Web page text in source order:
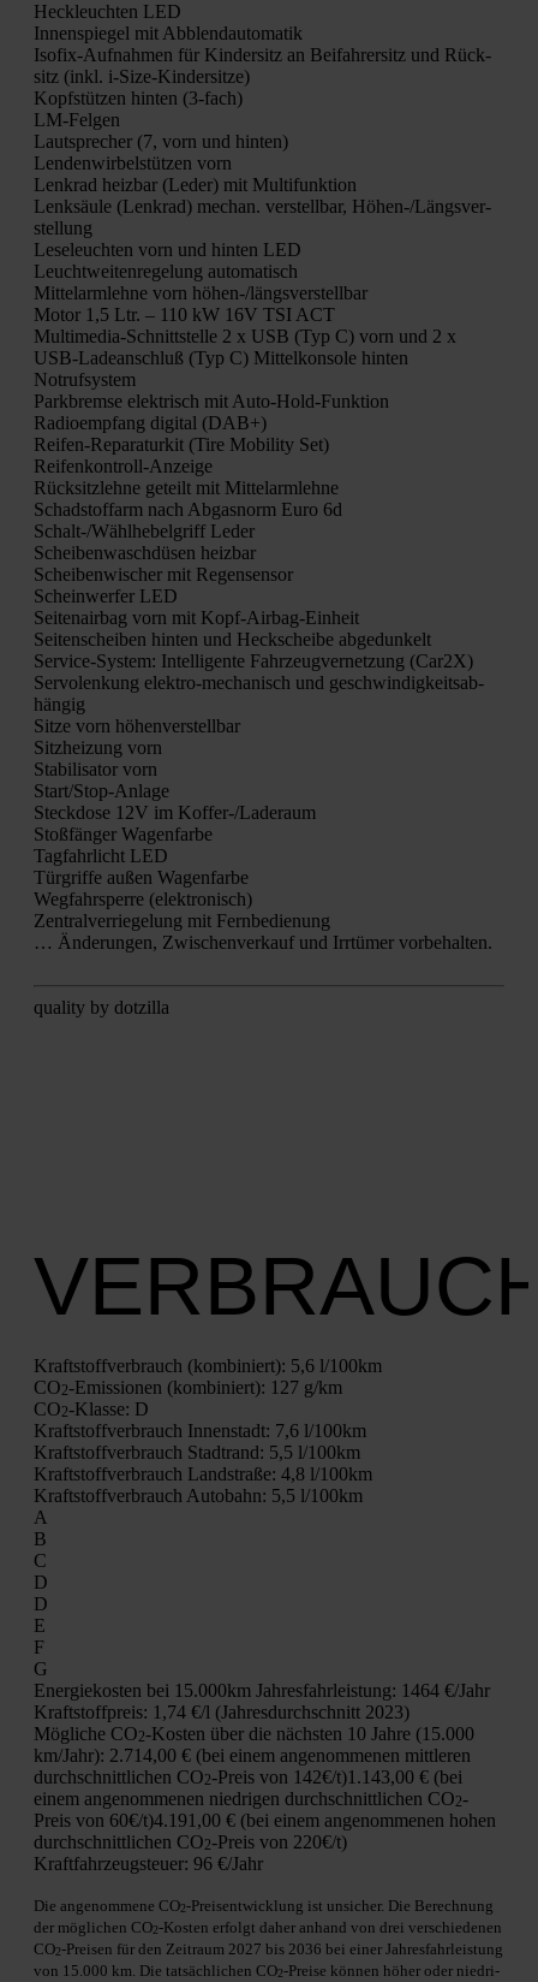
Heck­leuch­ten LED
Innen­spie­gel mit Abblend­au­to­ma­tik
Iso­fix-Auf­nah­men für Kin­der­sitz an Bei­fah­rer­sitz und Rück­
sitz (inkl. i‑Si­ze-Kin­der­sit­ze)
Kopf­stüt­zen hin­ten (3‑fach)
LM-Fel­gen
Laut­spre­cher (7, vorn und hin­ten)
Len­den­wir­bel­stüt­zen vorn
Lenk­rad heiz­bar (Leder) mit Mul­ti­funk­ti­on
Lenk­säu­le (Lenk­rad) mechan. ver­stell­bar, Höhen-/Längs­ver­
stel­lung
Lese­leuch­ten vorn und hin­ten LED
Leucht­wei­ten­re­ge­lung auto­ma­tisch
Mit­tel­arm­leh­ne vorn höhen-/längs­ver­stell­bar
Motor 1,5 Ltr. – 110 kW 16V TSI ACT
Mul­ti­me­dia-Schnitt­stel­le 2 x USB (Typ C) vorn und 2 x
USB-Lade­an­schluß (Typ C) Mit­tel­kon­so­le hin­ten
Not­ruf­sys­tem
Park­brem­se elek­trisch mit Auto-Hold-Funk­ti­on
Radio­emp­fang digi­tal (DAB+)
Rei­fen-Repa­ra­tur­kit (Tire Mobi­li­ty Set)
Rei­fen­kon­troll-Anzei­ge
Rück­sitz­leh­ne geteilt mit Mit­tel­arm­leh­ne
Schad­stoff­arm nach Abgas­norm Euro 6d
Schalt-/Wähl­he­bel­griff Leder
Schei­ben­wasch­dü­sen heiz­bar
Schei­ben­wi­scher mit Regen­sen­sor
Schein­wer­fer LED
Sei­ten­air­bag vorn mit Kopf-Air­bag-Ein­heit
Sei­ten­schei­ben hin­ten und Heck­schei­be abge­dun­kelt
Ser­vice-Sys­tem: Intel­li­gen­te Fahr­zeug­ver­net­zung (Car2X)
Ser­vo­len­kung elek­tro-mecha­nisch und geschwin­dig­keits­ab­
hän­gig
Sit­ze vorn höhen­ver­stell­bar
Sitz­hei­zung vorn
Sta­bi­li­sa­tor vorn
Star­t/S­top-Anla­ge
Steck­do­se 12V im Kof­fer-/La­de­raum
Stoß­fän­ger Wagen­far­be
Tag­fahr­licht LED
Tür­grif­fe außen Wagen­far­be
Weg­fahr­sper­re (elek­tro­nisch)
Zen­tral­ver­rie­ge­lung mit Fern­be­die­nung
… Ände­run­gen, Zwi­schen­ver­kauf und Irr­tü­mer vor­be­hal­ten.
qua­li­ty by dot­zil­la
Kraft­stoff­ver­brauch (kom­bi­niert): 5,6 l/100km
CO2-Emis­sio­nen (kom­bi­niert): 127 g/km
CO2-Klas­se: D
Kraft­stoff­ver­brauch Innen­stadt: 7,6 l/100km
Kraft­stoff­ver­brauch Stadt­rand: 5,5 l/100km
Kraft­stoff­ver­brauch Land­stra­ße: 4,8 l/100km
Kraft­stoff­ver­brauch Auto­bahn: 5,5 l/100km
A
B
C
D
D
E
F
G
Ener­gie­kos­ten bei 15.000km Jah­res­fahr­leis­tung: 1464 €/Jahr
Kraft­stoff­preis: 1,74 €/l (Jah­res­durch­schnitt 2023)
Mög­li­che CO2-Kos­ten über die nächs­ten 10 Jah­re (15.000
km/Jahr): 2.714,00 € (bei einem ange­nom­me­nen mitt­le­ren
durch­schnitt­li­chen CO2-Preis von 142€/t)1.143,00 € (bei
einem ange­nom­me­nen nied­ri­gen durch­schnitt­li­chen CO2-
Preis von 60€/t)4.191,00 € (bei einem ange­nom­me­nen hohen
durch­schnitt­li­chen CO2-Preis von 220€/t)
Kraft­fahr­zeug­steu­er: 96 €/Jahr
Die ange­nom­me­ne CO2-Preis­ent­wick­lung ist unsi­cher. Die Berech­nung
der mög­li­chen CO2-Kos­ten erfolgt daher anhand von drei ver­schie­de­nen
CO2-Prei­sen für den Zeit­raum 2027 bis 2036 bei einer Jah­res­fahr­leis­tung
von 15.000 km. Die tat­säch­li­chen CO2-Prei­se kön­nen höher oder nied­ri­